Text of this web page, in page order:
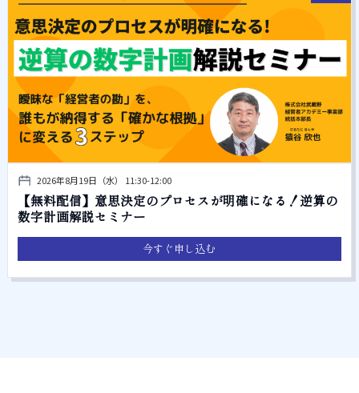
2026年8月19日（水） 11:30-12:00
【無料配信】意思決定のプロセスが明確になる！逆算の
数字計画解説セミナー
今すぐ申し込む